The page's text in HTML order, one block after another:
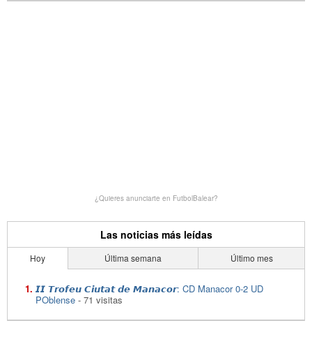
¿Quieres anunciarte en FutbolBalear?
Las noticias más leídas
Hoy Última semana Último mes
𝙄𝙄 𝙏𝙧𝙤𝙛𝙚𝙪 𝘾𝙞𝙪𝙩𝙖𝙩 𝙙𝙚 𝙈𝙖𝙣𝙖𝙘𝙤𝙧: CD Manacor 0-2 UD
POblense - 71 visitas